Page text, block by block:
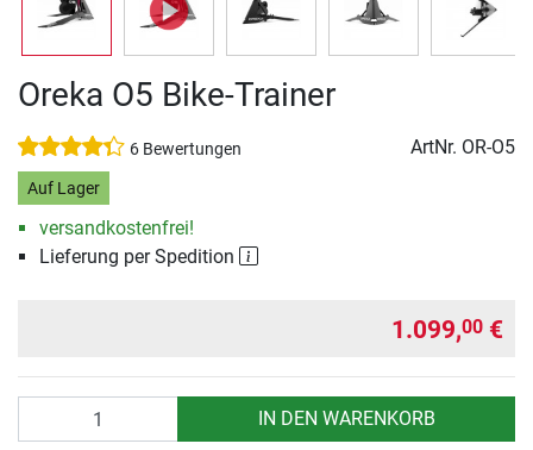
Oreka O5 Bike-Trainer
6 Bewertungen ArtNr. OR-O5
Auf Lager
versandkostenfrei!
Lieferung per Spedition
1.099,00 €
IN DEN WARENKORB